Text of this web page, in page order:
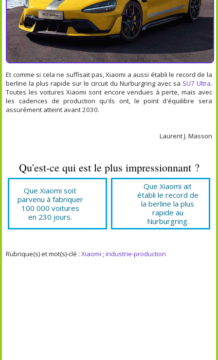
Et comme si cela ne suffisait pas, Xiaomi a aussi établi le record de la
berline la plus rapide sur le circuit du Nurburgring avec sa SU7 Ultra.
Toutes les voitures Xiaomi sont encore vendues à perte, mais avec
les cadences de production qu'ils ont, le point d'équilibre sera
assurément atteint avant 2030.
Laurent J. Masson
Qu'est-ce qui est le plus impressionnant ?
Que Xiaomi soit
parvenu à fabriquer
100 000 voitures
en 230 jours.
Que Xiaomi ait
établi le record de
la berline la plus
rapide au
Nurburgring.
Rubrique(s) et mot(s)-clé :Xiaomi ;industrie-production